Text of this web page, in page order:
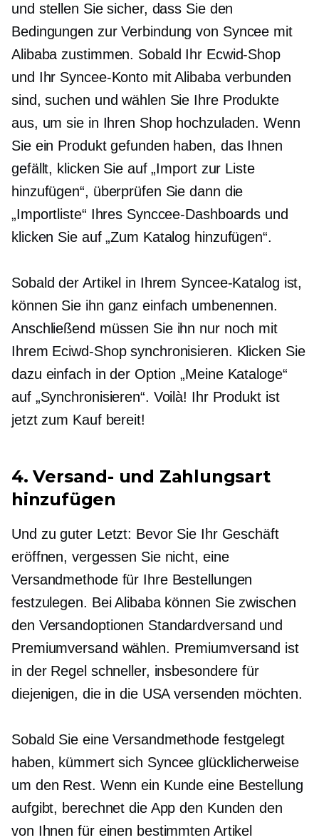
und stellen Sie sicher, dass Sie den
Bedingungen zur Verbindung von Syncee mit
Alibaba zustimmen. Sobald Ihr Ecwid-Shop
und Ihr Syncee-Konto mit Alibaba verbunden
sind, suchen und wählen Sie Ihre Produkte
aus, um sie in Ihren Shop hochzuladen. Wenn
Sie ein Produkt gefunden haben, das Ihnen
gefällt, klicken Sie auf „Import zur Liste
hinzufügen“, überprüfen Sie dann die
„Importliste“ Ihres Synccee-Dashboards und
klicken Sie auf „Zum Katalog hinzufügen“.
Sobald der Artikel in Ihrem Syncee-Katalog ist,
können Sie ihn ganz einfach umbenennen.
Anschließend müssen Sie ihn nur noch mit
Ihrem Eciwd-Shop synchronisieren. Klicken Sie
dazu einfach in der Option „Meine Kataloge“
auf „Synchronisieren“. Voilà! Ihr Produkt ist
jetzt zum Kauf bereit!
4. Versand- und Zahlungsart
hinzufügen
Und zu guter Letzt: Bevor Sie Ihr Geschäft
eröffnen, vergessen Sie nicht, eine
Versandmethode für Ihre Bestellungen
festzulegen. Bei Alibaba können Sie zwischen
den Versandoptionen Standardversand und
Premiumversand wählen. Premiumversand ist
in der Regel schneller, insbesondere für
diejenigen, die in die USA versenden möchten.
Sobald Sie eine Versandmethode festgelegt
haben, kümmert sich Syncee glücklicherweise
um den Rest. Wenn ein Kunde eine Bestellung
aufgibt, berechnet die App den Kunden den
von Ihnen für einen bestimmten Artikel